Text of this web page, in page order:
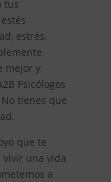
tus
estrés,
mejor y
Psicólogos
tienes que
que te
vivir una vida
a